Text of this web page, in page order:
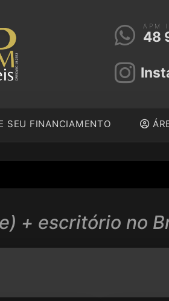
APM
48
SEU FINANCIAMENTO
+ escritório no